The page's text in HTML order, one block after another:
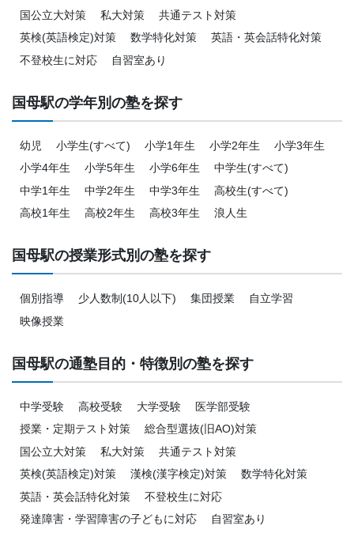
国公立大対策
私大対策
共通テスト対策
英検(英語検定)対策
数学特化対策
英語・英会話特化対策
不登校生に対応
自習室あり
国母駅の学年別の塾を探す
幼児 小学生(すべて) 小学1年生 小学2年生
小学3年生
小学4年生
小学5年生 小学6年生
中学生(すべて)
中学1年生
中学2年生 中学3年生
高校生(すべて)
高校1年生
高校2年生 高校3年生 浪人生
国母駅の授業形式別の塾を探す
個別指導 少人数制(10人以下) 集団授業
自立学習
映像授業
国母駅の通塾目的・特徴別の塾を探す
中学受験 高校受験 大学受験
医学部受験
授業・定期テスト対策
総合型選抜(旧AO)対策
国公立大対策
私大対策
共通テスト対策
英検(英語検定)対策
漢検(漢字検定)対策
数学特化対策
英語・英会話特化対策
不登校生に対応
発達障害・学習障害の子どもに対応
自習室あり